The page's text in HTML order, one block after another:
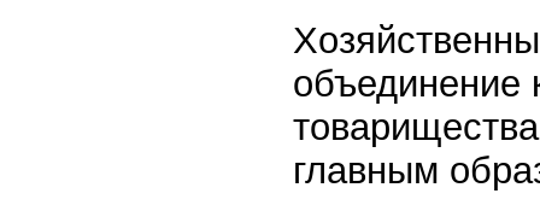
объединение
главным